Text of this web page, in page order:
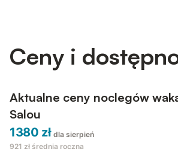
Ceny i
Aktualne ceny noclegów
Salou
1380 zł dla sierpień
921 zł średnia roczna